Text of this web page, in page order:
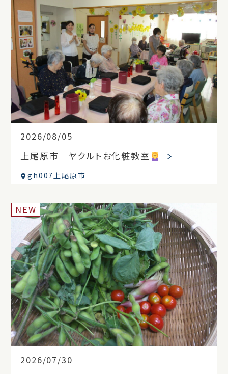
2026/08/05
上尾原市 ヤクルトお化粧教室
gh007上尾原市
2026/07/30
NEW